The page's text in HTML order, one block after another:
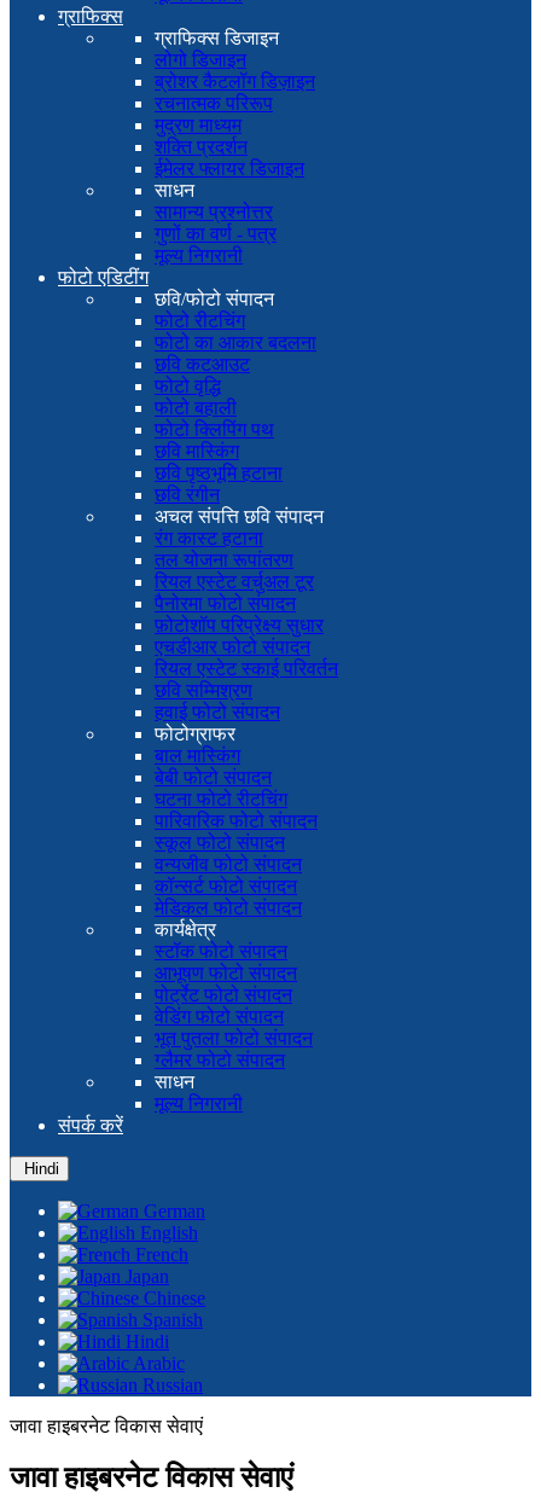
ग्राफिक्स
ग्राफिक्स डिजाइन
लोगो डिजाइन
ब्रोशर कैटलॉग डिज़ाइन
रचनात्मक परिरूप
मुद्रण माध्यम
शक्ति प्रदर्शन
ईमेलर फ्लायर डिजाइन
साधन
सामान्य प्रश्नोत्तर
गुणों का वर्ण - पत्र
मूल्य निगरानी
फोटो एडिटींग
छवि/फोटो संपादन
फोटो रीटचिंग
फोटो का आकार बदलना
छवि कटआउट
फोटो वृद्धि
फोटो बहाली
फोटो क्लिपिंग पथ
छवि मास्किंग
छवि पृष्ठभूमि हटाना
छवि रंगीन
अचल संपत्ति छवि संपादन
रंग कास्ट हटाना
तल योजना रूपांतरण
रियल एस्टेट वर्चुअल टूर
पैनोरमा फोटो संपादन
फ़ोटोशॉप परिप्रेक्ष्य सुधार
एचडीआर फोटो संपादन
रियल एस्टेट स्काई परिवर्तन
छवि सम्मिश्रण
हवाई फोटो संपादन
फोटोग्राफर
बाल मास्किंग
बेबी फोटो संपादन
घटना फोटो रीटचिंग
पारिवारिक फोटो संपादन
स्कूल फोटो संपादन
वन्यजीव फोटो संपादन
कॉन्सर्ट फोटो संपादन
मेडिकल फोटो संपादन
कार्यक्षेत्र
स्टॉक फोटो संपादन
आभूषण फोटो संपादन
पोर्ट्रेट फोटो संपादन
वेडिंग फोटो संपादन
भूत पुतला फोटो संपादन
ग्लैमर फोटो संपादन
साधन
मूल्य निगरानी
संपर्क करें
Hindi
German
English
French
Japan
Chinese
Spanish
Hindi
Arabic
Russian
जावा हाइबरनेट विकास सेवाएं
जावा हाइबरनेट विकास सेवाएं